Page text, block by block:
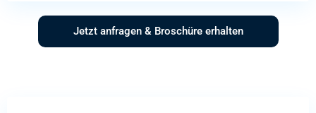
Jetzt anfragen & Broschüre erhalten